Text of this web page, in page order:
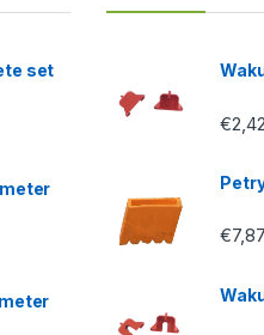
set
€2,42
€7,87